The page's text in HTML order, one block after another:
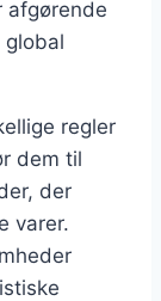
afgørende
regler
dem til
der
varer.